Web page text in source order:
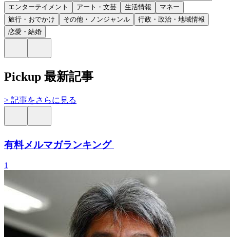
エンターテイメント
アート・文芸 生活情報
マネー
旅行・おでかけ
その他・ノンジャンル
行政・政治・地域情報
恋愛・結婚
Pickup 最新記事
> 記事をさらに見る
有料メルマガランキング
1